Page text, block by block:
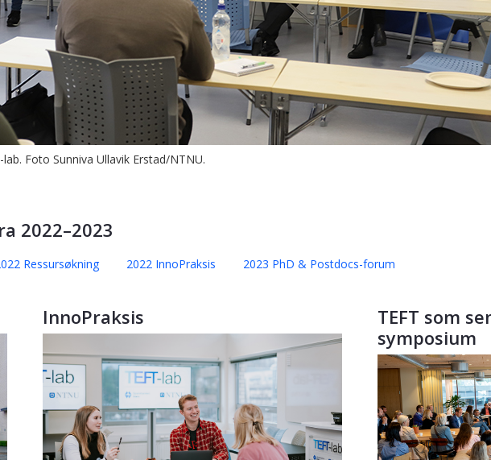
Foto Sunniva Ullavik Erstad/NTNU.
2022–2023
Ressursøkning 2022 InnoPraksis 2023 PhD & Postdocs-forum
InnoPraksis
TEFT som
symposium